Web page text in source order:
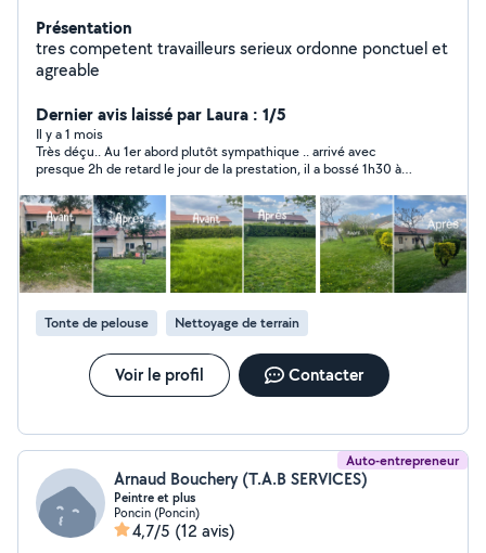
Présentation
tres competent travailleurs serieux ordonne ponctuel et
agreable
Dernier avis laissé par Laura : 1/5
Il y a 1 mois
Très déçu.. Au 1er abord plutôt sympathique .. arrivé avec
presque 2h de retard le jour de la prestation, il a bossé 1h30 à
est parti .. nous avons fixé 2 autres dates pour qu'il revienne
faire les travaux prévus il nous a posé deux fois un lapin sans
donné aucune explication à l'heure d'aujourd'hui il fait le mort
vraiment honteux Aucun professionnalisme je ne recommande
pas du tout
Tonte de pelouse Nettoyage de terrain
Voir le profil Contacter
Auto-entrepreneur
Arnaud Bouchery (T.A.B SERVICES)
Peintre et plus
Poncin (Poncin)
4,7/5 (12 avis)